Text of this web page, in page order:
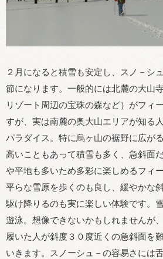
２月になると積雪も安定し、スノ－シ
節になります。一般的には北麓の大山
リゾート周辺の宝珠の森など）がフィ
すが、実は南麓の奥大山エリアが知る
パラダイス。特に烏ヶ山の裾野に広が
高いこともあって積雪も多く、急斜面
や平地も多いため多彩に楽しめるフィ
平らな雪原を歩くのも良し、緩やかな
駆け降りるのも実に楽しい体験です。
遊泳。想像できないかもしれませんが
履いた人が斜度３０度近くの急斜面を
いきます。スノーシュ－の容易さには